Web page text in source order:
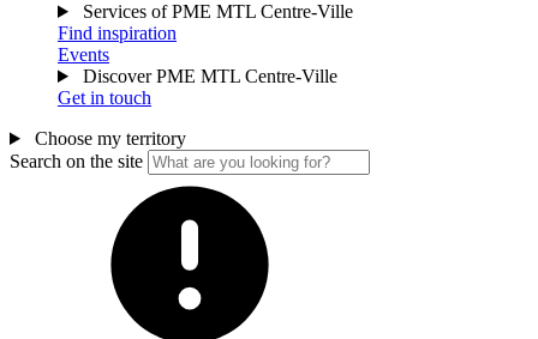
Services of PME MTL Centre-Ville
Find inspiration
Events
Discover PME MTL Centre-Ville
Get in touch
Choose my territory
Search on the site